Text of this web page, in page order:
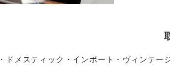
ドメスティック・インポート・ヴィンテ